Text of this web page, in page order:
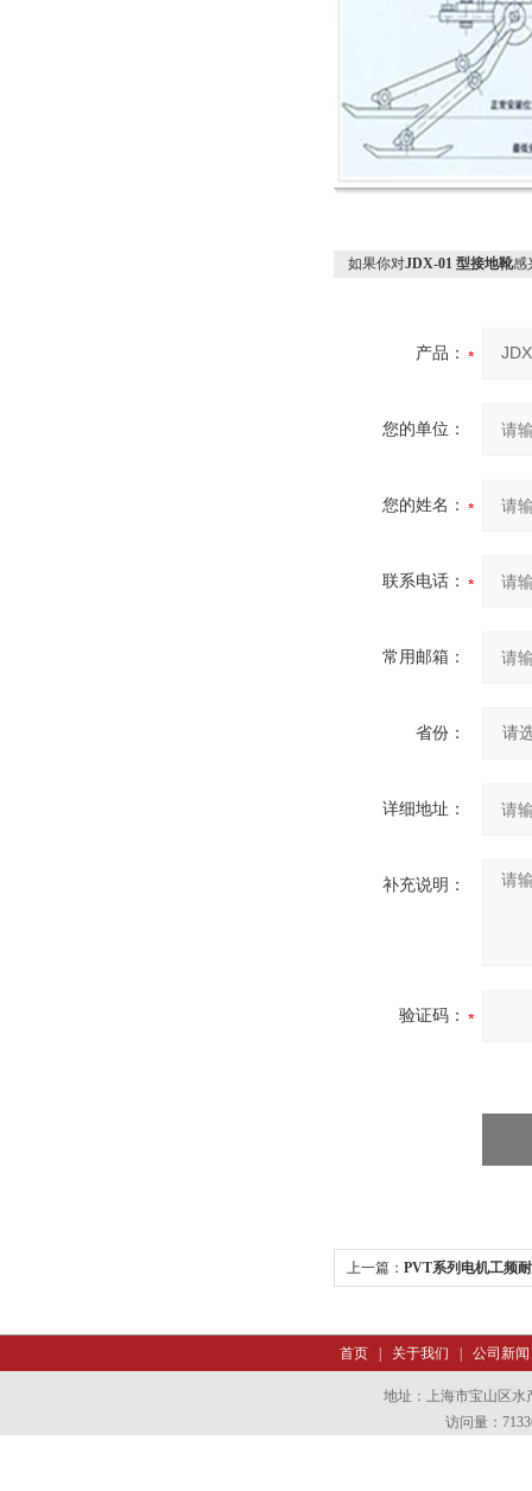
如果你对JDX-01 型接地靴感
产品：
您的单位：
您的姓名：
联系电话：
常用邮箱：
省份：
详细地址：
补充说明：
验证码：
上一篇： PVT系列电机工频
首页| 关于我们 公司新闻
地址：上海市宝山区水
访问量：